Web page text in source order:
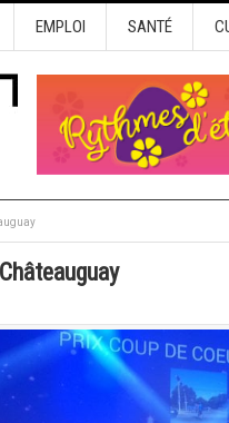
EMPLOI SANTÉ